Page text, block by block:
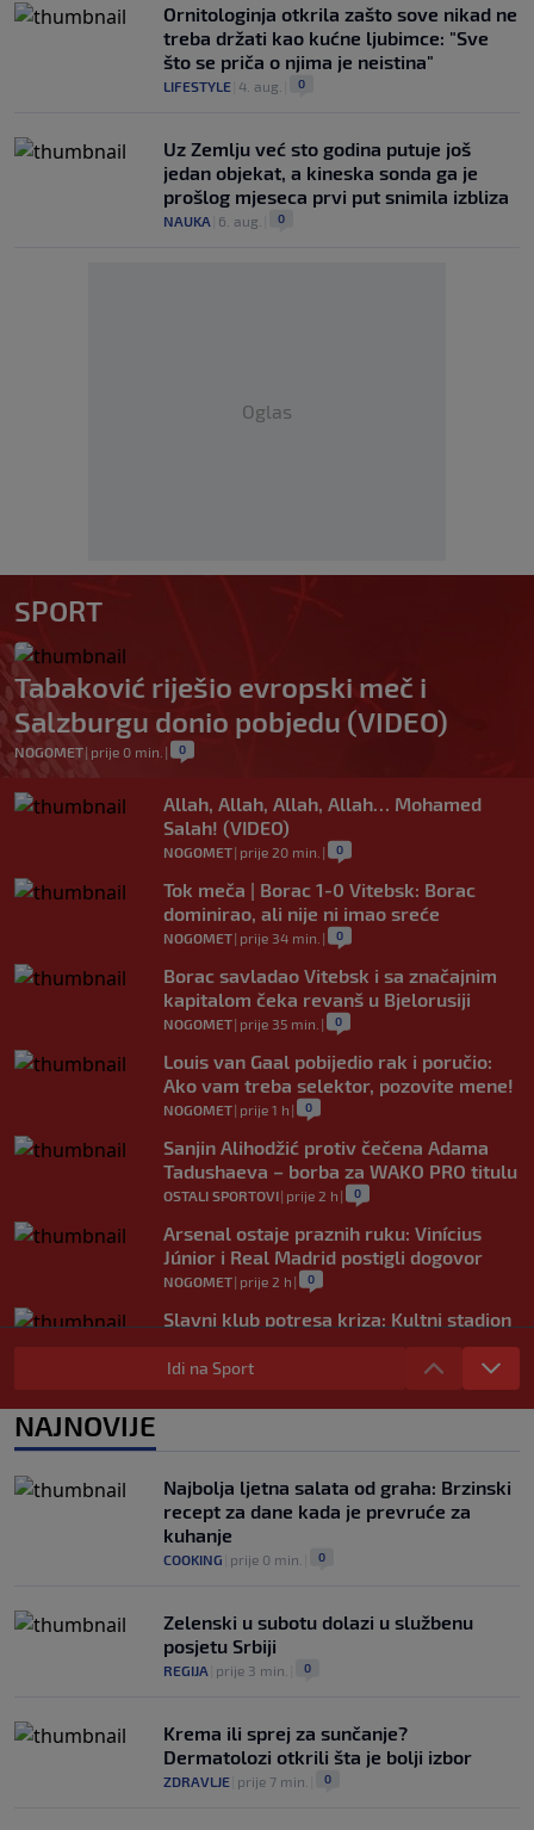
Ornitologinja otkrila zašto sove nikad ne
treba držati kao kućne ljubimce: "Sve
što se priča o njima je neistina"
LIFESTYLE 4. aug. 0
Uz Zemlju već sto godina putuje još
jedan objekat, a kineska sonda ga je
prošlog mjeseca prvi put snimila izbliza
NAUKA 6. aug. 0
Oglas
SPORT
Tabaković riješio evropski meč i
Salzburgu donio pobjedu (VIDEO)
NOGOMET| prije 0 min. | 0
Allah, Allah, Allah, Allah… Mohamed
Salah! (VIDEO)
NOGOMET| prije 20 min. | 0
Tok meča | Borac 1-0 Vitebsk: Borac
dominirao, ali nije ni imao sreće
NOGOMET| prije 34 min. | 0
Borac savladao Vitebsk i sa značajnim
kapitalom čeka revanš u Bjelorusiji
NOGOMET| prije 35 min. | 0
Louis van Gaal pobijedio rak i poručio:
Ako vam treba selektor, pozovite mene!
NOGOMET| prije 1 h | 0
Sanjin Alihodžić protiv čečena Adama
Tadushaeva – borba za WAKO PRO titulu
OSTALI SPORTOVI| prije 2 h | 0
Arsenal ostaje praznih ruku: Vinícius
Júnior i Real Madrid postigli dogovor
NOGOMET| prije 2 h | 0
Slavni klub potresa kriza: Kultni stadion
u Italiji bit će prazan na početku sezone,
navijači objavili rat upravi
Idi na Sport
NAJNOVIJE
Najbolja ljetna salata od graha: Brzinski
recept za dane kada je prevruće za
kuhanje
COOKING prije 0 min. 0
Zelenski u subotu dolazi u službenu
posjetu Srbiji
REGIJA prije 3 min. 0
Krema ili sprej za sunčanje?
Dermatolozi otkrili šta je bolji izbor
ZDRAVLJE prije 7 min. 0